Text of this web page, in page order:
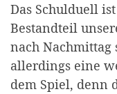
Das Schulduell
Bestandteil
nach
allerdings eine
dem Spiel, denn